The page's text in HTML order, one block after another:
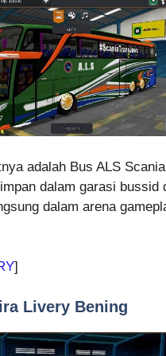
adalah Bus ALS
dalam garasi bussid
dalam arena
]
Livery Bening